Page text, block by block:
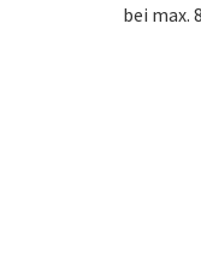
bei max.